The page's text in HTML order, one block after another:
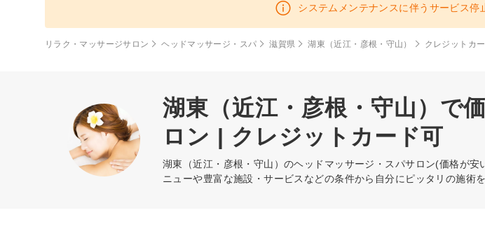
システムメンテナンスに伴うサービス
リラク・マッサージサロン ヘッドマッサージ・スパ 滋賀県 湖東（近江・彦根・守山） クレジットカ
湖東（近江・彦根・守山）で
ロン | クレジットカード可
湖東（近江・彦根・守山）のヘッドマッサージ・スパサロン(価格が安
ニューや豊富な施設・サービスなどの条件から自分にピッタリの施術